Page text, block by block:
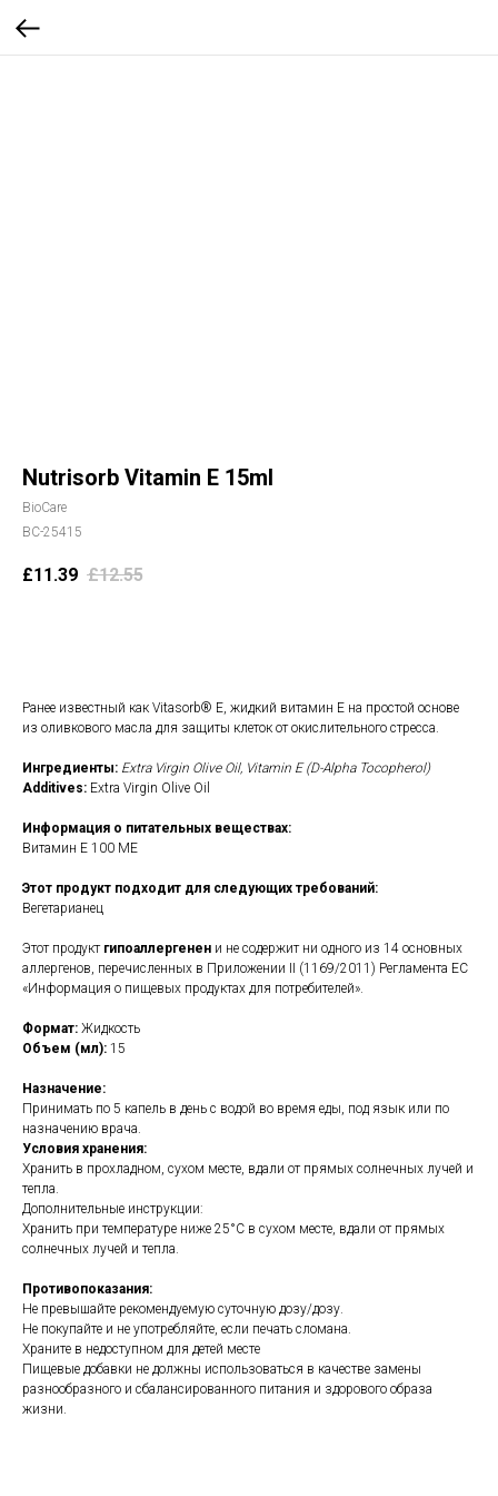
Nutrisorb Vitamin E 15ml
BioCare
BC-25415
£11.39 £12.55
Ранее известный как Vitasorb® E, жидкий витамин Е на простой основе
из оливкового масла для защиты клеток от окислительного стресса.
Ингредиенты: Extra Virgin Olive Oil, Vitamin E (D-Alpha Tocopherol)
Additives: Extra Virgin Olive Oil
Информация о питательных веществах:
Витамин Е 100 МЕ
Этот продукт подходит для следующих требований:
Вегетарианец
Этот продукт гипоаллергенен и не содержит ни одного из 14 основных
аллергенов, перечисленных в Приложении II (1169/2011) Регламента ЕС
«Информация о пищевых продуктах для потребителей».
Формат: Жидкость
Объем (мл): 15
Назначение:
Принимать по 5 капель в день с водой во время еды, под язык или по
назначению врача.
Условия хранения:
Хранить в прохладном, сухом месте, вдали от прямых солнечных лучей и
тепла.
Дополнительные инструкции:
Хранить при температуре ниже 25°С в сухом месте, вдали от прямых
солнечных лучей и тепла.
Противопоказания:
Не превышайте рекомендуемую суточную дозу/дозу.
Не покупайте и не употребляйте, если печать сломана.
Храните в недоступном для детей месте
Пищевые добавки не должны использоваться в качестве замены
разнообразного и сбалансированного питания и здорового образа
жизни.